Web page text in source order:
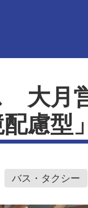
大月
慮型
バス・タクシー